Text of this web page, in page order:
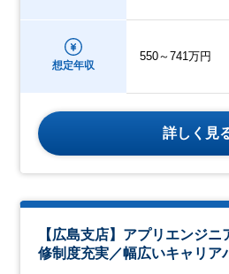
想定年収
550～741万円
詳しく見
【広島支店】アプリエンジ
修制度充実／幅広いキャリア